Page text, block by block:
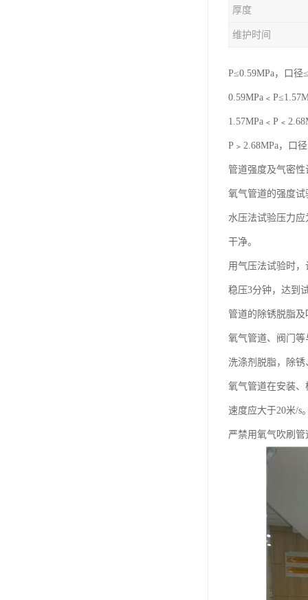
厚度
维护时间
P≤0.59MPa，口
P﹥2.68MPa，口
管道强度及气密性
氧气管道的强度
水压法试验压力
干净。
用气压法试验时
稳压3分钟，达到
管道的除锈脱脂及
氧气管道、阀门
洗涤剂脱脂，除
氧气管道在安装
速度应大于20米/s
严禁用氧气吹刷管